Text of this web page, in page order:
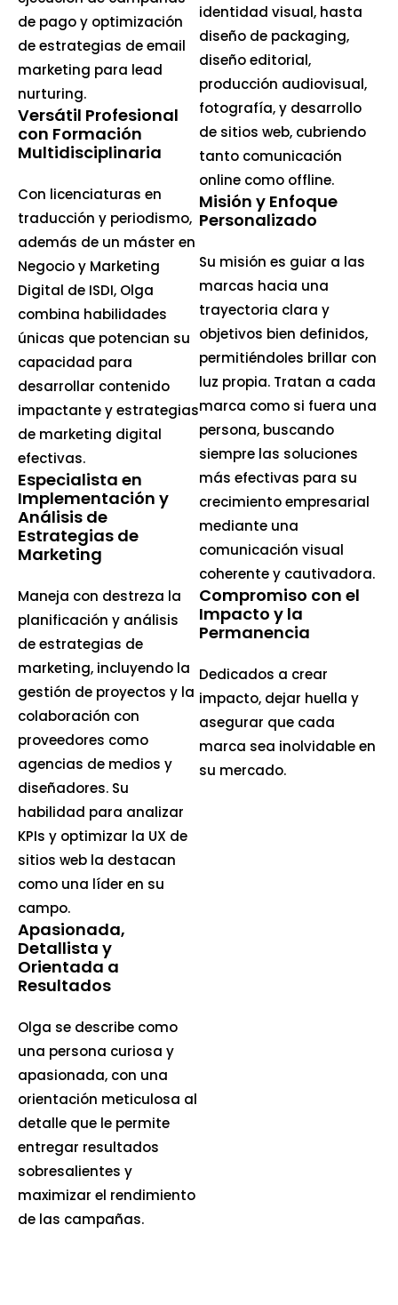
de pago y optimización
de estrategias de email
marketing para lead
nurturing.
Versátil Profesional
con Formación
Multidisciplinaria
Con licenciaturas en
traducción y periodismo,
además de un máster en
Negocio y Marketing
Digital de ISDI, Olga
combina habilidades
únicas que potencian su
capacidad para
desarrollar contenido
impactante y estrategias
de marketing digital
efectivas.
Especialista en
Implementación y
Análisis de
Estrategias de
Marketing
Maneja con destreza la
planificación y análisis
de estrategias de
marketing, incluyendo la
gestión de proyectos y la
colaboración con
proveedores como
agencias de medios y
diseñadores. Su
habilidad para analizar
KPIs y optimizar la UX de
sitios web la destacan
como una líder en su
campo.
Apasionada,
Detallista y
Orientada a
Resultados
Olga se describe como
una persona curiosa y
apasionada, con una
orientación meticulosa al
detalle que le permite
entregar resultados
sobresalientes y
maximizar el rendimiento
de las campañas.
identidad visual, hasta
diseño de packaging,
diseño editorial,
producción audiovisual,
fotografía, y desarrollo
de sitios web, cubriendo
tanto comunicación
online como offline.
Misión y Enfoque
Personalizado
Su misión es guiar a las
marcas hacia una
trayectoria clara y
objetivos bien definidos,
permitiéndoles brillar con
luz propia. Tratan a cada
marca como si fuera una
persona, buscando
siempre las soluciones
más efectivas para su
crecimiento empresarial
mediante una
comunicación visual
coherente y cautivadora.
Compromiso con el
Impacto y la
Permanencia
Dedicados a crear
impacto, dejar huella y
asegurar que cada
marca sea inolvidable en
su mercado.